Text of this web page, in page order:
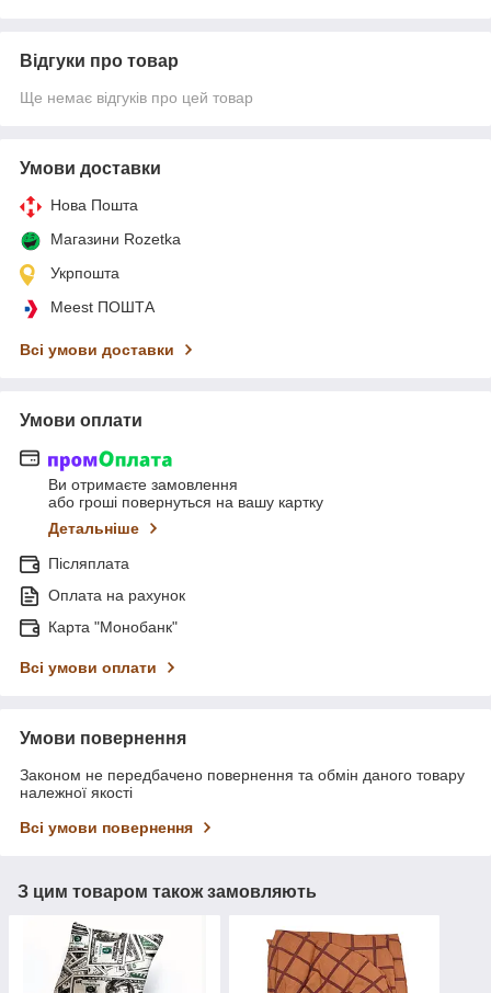
Відгуки про товар
Ще немає відгуків про цей товар
Умови доставки
Нова Пошта
Магазини Rozetka
Укрпошта
Meest ПОШТА
Всі умови доставки
Умови оплати
Ви отримаєте замовлення
або гроші повернуться на вашу картку
Детальніше
Післяплата
Оплата на рахунок
Карта "Монобанк"
Всі умови оплати
Умови повернення
Законом не передбачено повернення та обмін даного товару
належної якості
Всі умови повернення
З цим товаром також замовляють